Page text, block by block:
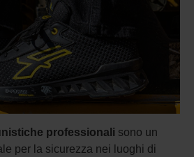
professionali sono un
per la sicurezza nei luoghi di